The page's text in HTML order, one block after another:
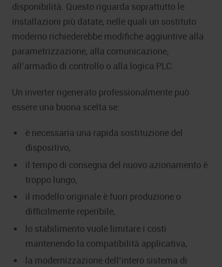
disponibilità. Questo riguarda soprattutto le
installazioni più datate, nelle quali un sostituto
moderno richiederebbe modifiche aggiuntive alla
parametrizzazione, alla comunicazione,
all’armadio di controllo o alla logica PLC.
Un inverter rigenerato professionalmente può
essere una buona scelta se:
è necessaria una rapida sostituzione del
dispositivo,
il tempo di consegna del nuovo azionamento è
troppo lungo,
il modello originale è fuori produzione o
difficilmente reperibile,
lo stabilimento vuole limitare i costi
mantenendo la compatibilità applicativa,
la modernizzazione dell’intero sistema di